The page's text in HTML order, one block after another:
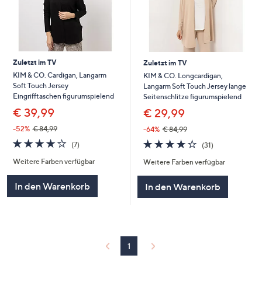
Zuletzt im TV
KIM & CO. Cardigan, Langarm
Soft Touch Jersey
Eingrifftaschen figurumspielend
€ 39,99
-52% € 84,99
3.9
von
5
(7)7
Weitere Farben verfügbar
In den Warenkorb
Zuletzt im TV
KIM & CO. Longcardigan,
Langarm Soft Touch Jersey lange
Seitenschlitze figurumspielend
€ 29,99
-64% € 84,99
3.6
von
5
(31)31
Weitere Farben verfügbar
In den Warenkorb
1